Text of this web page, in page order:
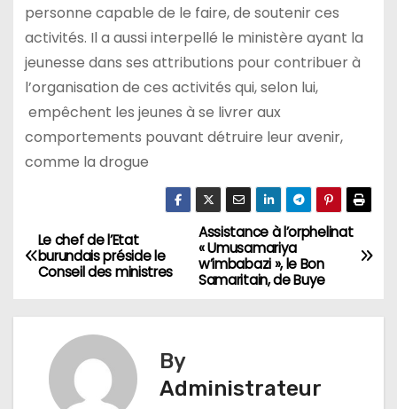
personne capable de le faire, de soutenir ces
activités. Il a aussi interpellé le ministère ayant la
jeunesse dans ses attributions pour contribuer à
l’organisation de ces activités qui, selon lui,
empêchent les jeunes à se livrer aux
comportements pouvant détruire leur avenir,
comme la drogue
Navigation
de
l’article
Assistance à l’orphelinat
« Umusamariya
w’imbabazi », le Bon
Samaritain, de Buye
Le chef de l’Etat
burundais préside le
Conseil des ministres
By
Administrateur